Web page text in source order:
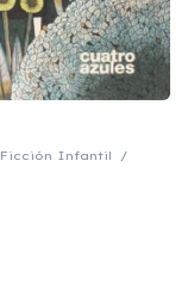
Ficción Infantil
/